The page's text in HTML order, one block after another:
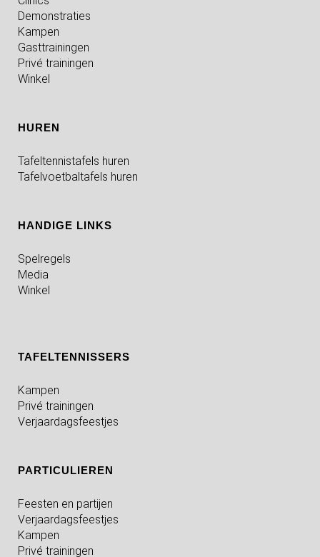
Demonstraties
Kampen
Gasttrainingen
Privé trainingen
Winkel
HUREN
Tafeltennistafels huren
Tafelvoetbaltafels huren
HANDIGE LINKS
Spelregels
Media
Winkel
TAFELTENNISSERS
Kampen
Privé trainingen
Verjaardagsfeestjes
PARTICULIEREN
Feesten en partijen
Verjaardagsfeestjes
Kampen
Privé trainingen